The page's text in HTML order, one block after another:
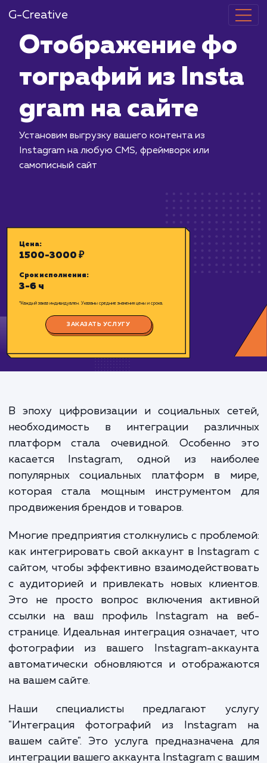
G-Creative
тографий из
gram на
самописный сайт
1500-3000 ₽
*Каждый заказ индивидуален. Указаны средние значения цены и срока.
ЗАКАЗАТЬ УСЛУГУ
В эпоху цифровизации и социальных
необходимость в интеграции
платформ стала очевидной. Особенно
касается Instagram, одной из
популярных социальных платформ в
которая стала мощным инструментом
продвижения брендов и товаров.
Многие предприятия столкнулись с
как интегрировать свой аккаунт в
сайтом, чтобы эффективно
с аудиторией и привлекать новых
Это не просто вопрос включения
ссылки на ваш профиль Instagram на
странице. Идеальная интеграция означает,
фотографии из вашего Instagram-
автоматически обновляются и
на вашем сайте.